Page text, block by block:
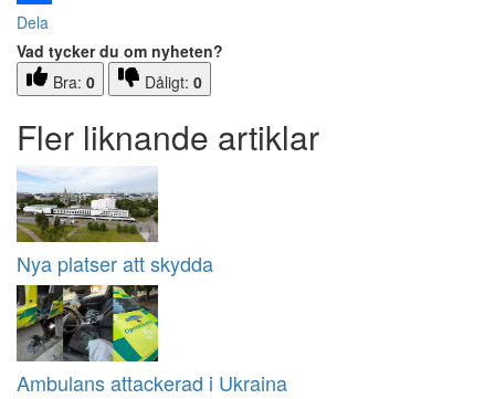
Dela
Vad tycker du om nyheten?
Bra: 0 Dåligt: 0
Fler liknande artiklar
Nya platser att skydda
Ambulans attackerad i Ukraina